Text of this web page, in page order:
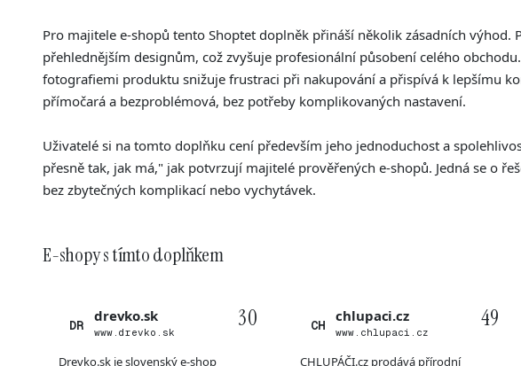
Pro majitele e-shopů tento Shoptet doplněk přináší několik zásadních výhod.
přehlednějším designům, což zvyšuje profesionální působení celého
fotografiemi produktu snižuje frustraci při nakupování a přispívá k lepšímu
přímočará a bezproblémová, bez potřeby komplikovaných nastavení.
Uživatelé si na tomto doplňku cení především jeho jednoduchost a
přesně tak, jak má," jak potvrzují majitelé prověřených e-shopů. Jedná se o
bez zbytečných komplikací nebo vychytávek.
E-shopy s tímto doplňkem
DR
drevko.sk
www.drevko.sk
30
Drevko.sk je slovenský e-shop
CH
chlupaci.cz
www.chlupaci.cz
49
CHLUPÁČI.cz prodává přírodní